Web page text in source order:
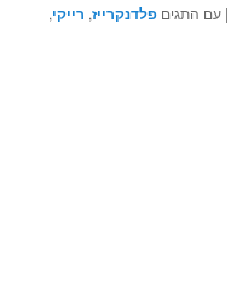
|עם התגים פלדנקרייז, רייקי,